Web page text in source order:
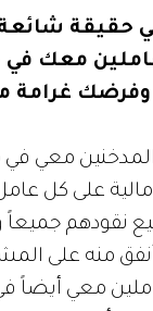
هي حقيقة
معك
وفرضك غرامة
معي في
على كل
نقودهم
منه على
معي